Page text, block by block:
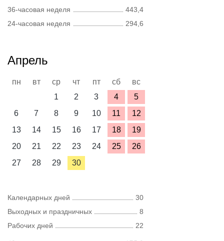
36-часовая неделя
443,4
24-часовая неделя
294,6
Апрель
пн вт ср чт пт сб
вс
1
2 3 4
5
6
7 8 9 10 11
12
13
14 15 16 17 18
19
20
21 22 23 24 25
26
27
28 29 30
Календарных дней
30
Выходных и праздничных
8
Рабочих дней
22